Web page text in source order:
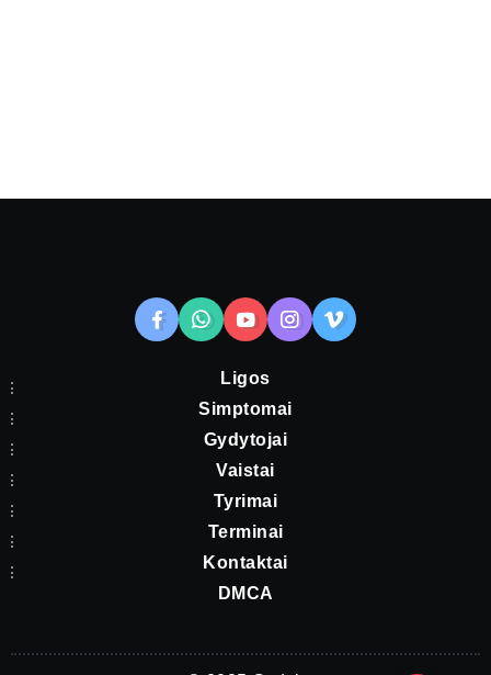
Ligos
Simptomai
Gydytojai
Vaistai
Tyrimai
Terminai
Kontaktai
DMCA